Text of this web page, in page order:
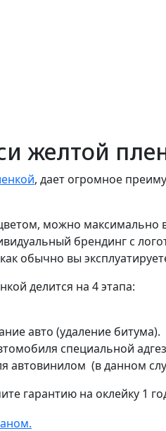
желтой
, дает огромное
можно максимально
брендинг с
обычно вы
делится на 4 этапа:
авто (удаление битума).
специальной
автовинилом (в данном
гарантию на оклейку 1